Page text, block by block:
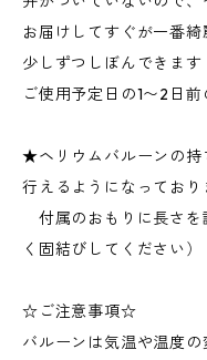
お届けしてすぐが一番
少しずつしぼんできます
ご使用予定日の1〜2日
★ヘリウムバルーンの持
行えるようになっており
付属のおもりに長さを
く固結びしてください）
☆ご注意事項☆
バルーンは気温や温度